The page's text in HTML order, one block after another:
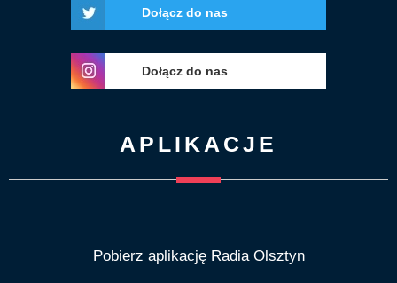
Dołącz do nas
Dołącz do nas
APLIKACJE
Pobierz aplikację Radia Olsztyn